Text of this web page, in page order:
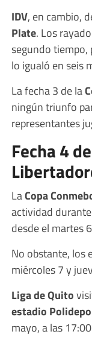
IDV, en cambio,
Plate. Los
segundo tiempo,
lo igualó en seis
La fecha 3 de la
ningún triunfo
representantes
Fecha 4
LaCopa
actividad
desde el martes
No obstante, los
miércoles 7 y
Liga de Quito
estadio
mayo, a las